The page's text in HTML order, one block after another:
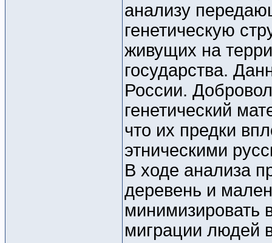
анализу
генетическую
живущих на
государства.
России.
генетический
что их предки
этническими
В ходе анализа
деревень и
минимизировать
миграции людей